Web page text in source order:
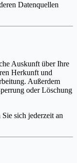
Datenquellen
Auskunft über Ihre
Herkunft und
Außerdem
oder Löschung
sich jederzeit an